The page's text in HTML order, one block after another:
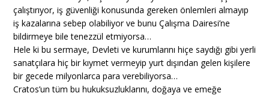
çalıştırıyor, iş güvenliği konusunda gereken önlemleri almayıp
iş kazalarına sebep olabiliyor ve bunu Çalışma Dairesi’ne
bildirmeye bile tenezzül etmiyorsa…
Hele ki bu sermaye, Devleti ve kurumlarını hiçe saydığı gibi yerli
sanatçılara hiç bir kıymet vermeyip yurt dışından gelen kişilere
bir gecede milyonlarca para verebiliyorsa…
Cratos’un tüm bu hukuksuzluklarını, doğaya ve emeğe